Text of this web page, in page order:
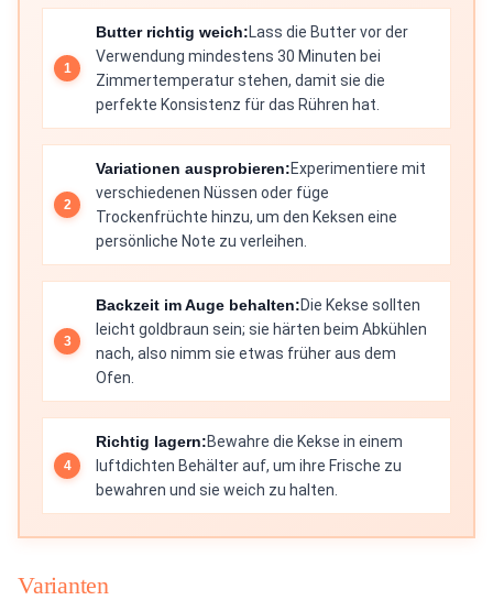
Butter richtig weich:Lass die Butter vor der
Verwendung mindestens 30 Minuten bei
Zimmertemperatur stehen, damit sie die
perfekte Konsistenz für das Rühren hat.
Variationen ausprobieren:Experimentiere mit
verschiedenen Nüssen oder füge
Trockenfrüchte hinzu, um den Keksen eine
persönliche Note zu verleihen.
Backzeit im Auge behalten:Die Kekse sollten
leicht goldbraun sein; sie härten beim Abkühlen
nach, also nimm sie etwas früher aus dem
Ofen.
Richtig lagern:Bewahre die Kekse in einem
luftdichten Behälter auf, um ihre Frische zu
bewahren und sie weich zu halten.
Varianten